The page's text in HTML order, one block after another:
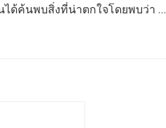
ได้ค้นพบสิ่งที่น่าตกใจโดยพบว่า …